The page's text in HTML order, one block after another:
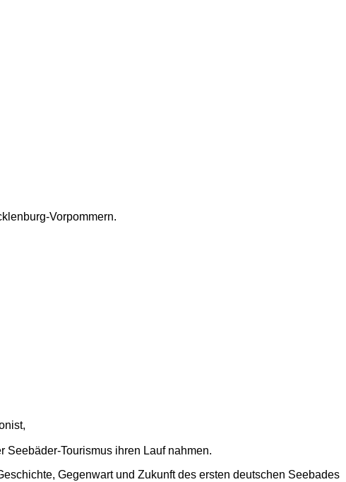
Vorpommern.
Tourismus ihren Lauf nahmen.
Gegenwart und Zukunft des ersten deutschen Seebades